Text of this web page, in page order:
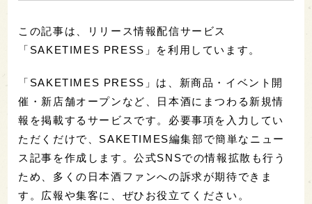
この記事は、リリース情報配信サービス
「SAKETIMES PRESS」を利用しています。
「SAKETIMES PRESS」は、新商品・イベント開
催・新店舗オープンなど、日本酒にまつわる新規情
報を掲載するサービスです。必要事項を入力してい
ただくだけで、SAKETIMES編集部で簡単なニュー
ス記事を作成します。公式SNSでの情報拡散も行う
ため、多くの日本酒ファンへの訴求が期待できま
す。広報や集客に、ぜひお役立てください。